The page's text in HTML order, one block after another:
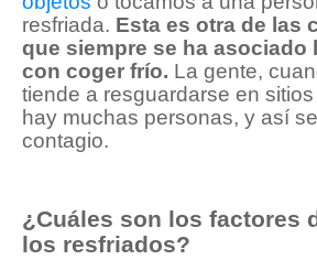
resfriada. Esta es otra de las
que siempre se ha asociado
con coger frío. La gente,
tiende a resguardarse en
hay muchas personas, y así
contagio.
¿Cuáles son los factores
los resfriados?